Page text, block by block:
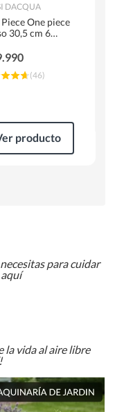
DACQUA
One piece
30,5 cm 6
(46)
producto
para cuidar
la vida al aire libre